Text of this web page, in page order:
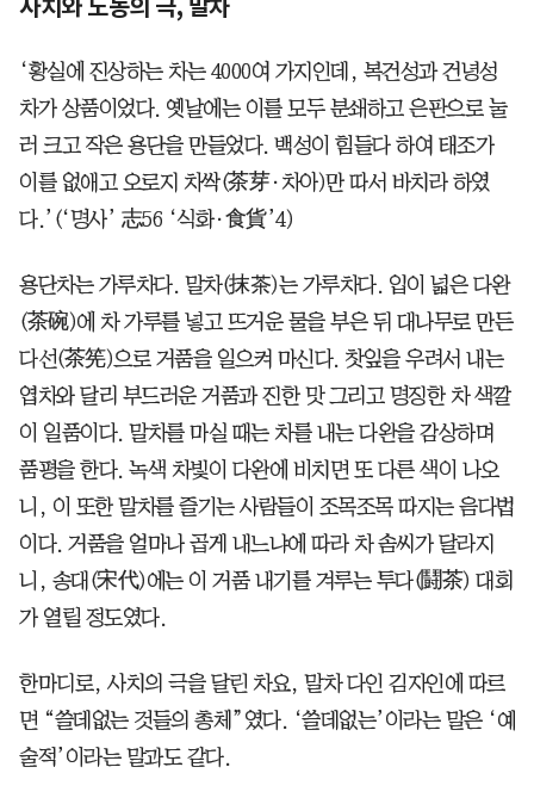
사치와 노동의 극, 말차
‘황실에 진상하는 차는 4000여 가지인데, 복건성과 건녕성
차가 상품이었다. 옛날에는 이를 모두 분쇄하고 은판으로 눌
러 크고 작은 용단을 만들었다. 백성이 힘들다 하여 태조가
이를 없애고 오로지 차싹(茶芽·차아)만 따서 바치라 하였
다.’(‘명사’ 志56 ‘식화·食貨’4)
용단차는 가루차다. 말차(抹茶)는 가루차다. 입이 넓은 다완
(茶碗)에 차 가루를 넣고 뜨거운 물을 부은 뒤 대나무로 만든
다선(茶筅)으로 거품을 일으켜 마신다. 찻잎을 우려서 내는
엽차와 달리 부드러운 거품과 진한 맛 그리고 명징한 차 색깔
이 일품이다. 말차를 마실 때는 차를 내는 다완을 감상하며
품평을 한다. 녹색 차빛이 다완에 비치면 또 다른 색이 나오
니, 이 또한 말차를 즐기는 사람들이 조목조목 따지는 음다법
이다. 거품을 얼마나 곱게 내느냐에 따라 차 솜씨가 달라지
니, 송대(宋代)에는 이 거품 내기를 겨루는 투다(鬪茶) 대회
가 열릴 정도였다.
한마디로, 사치의 극을 달린 차요, 말차 다인 김자인에 따르
면 “쓸데없는 것들의 총체”였다. ‘쓸데없는’이라는 말은 ‘예
술적’이라는 말과도 같다.